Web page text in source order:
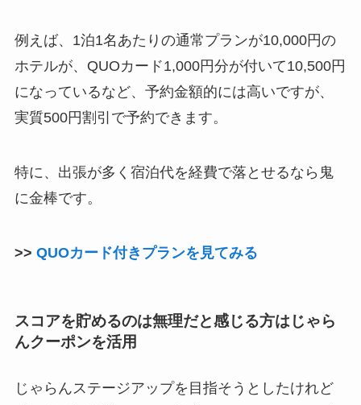
例えば、1泊1名あたりの通常プランが10,000円の
ホテルが、QUOカード1,000円分が付いて10,500円
になっているなど、予約金額的には高いですが、
実質500円割引で予約できます。
特に、出張が多く宿泊代を経費で落とせるなら鬼
に金棒です。
>> QUOカード付きプランを見てみる
スコアを貯めるのは無理だと感じる方はじゃら
んクーポンを活用
じゃらんステージアップを目指そうとしたけれど